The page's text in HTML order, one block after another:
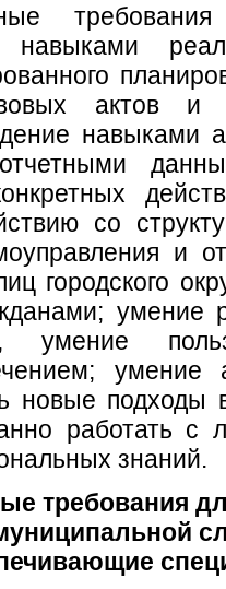
актов и
навыками
со
и
городского
умение
умение
новые подходы
работать с
знаний.
требования